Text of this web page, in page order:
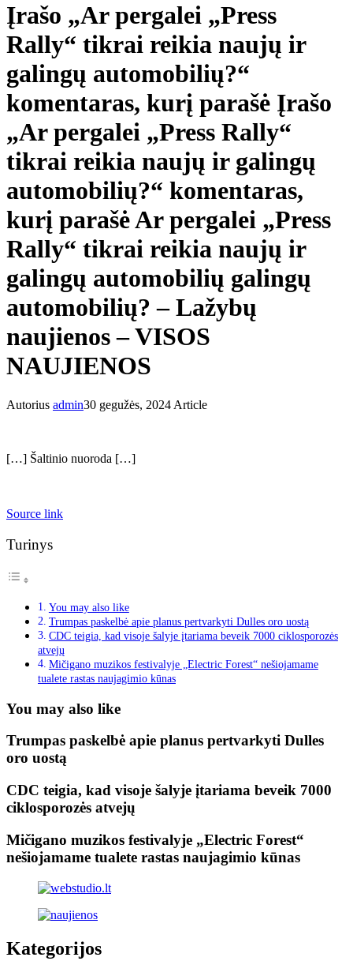
Įrašo „Ar pergalei „Press
Rally“ tikrai reikia naujų ir
galingų automobilių?“
komentaras, kurį parašė Įrašo
„Ar pergalei „Press Rally“
tikrai reikia naujų ir galingų
automobilių?“ komentaras,
kurį parašė Ar pergalei „Press
Rally“ tikrai reikia naujų ir
galingų automobilių galingų
automobilių? – Lažybų
naujienos – VISOS
NAUJIENOS
Autorius admin30 gegužės, 2024 Article
[…] Šaltinio nuoroda […]
Source link
Turinys
You may also like
Trumpas paskelbė apie planus pertvarkyti Dulles oro uostą
CDC teigia, kad visoje šalyje įtariama beveik 7000 ciklosporozės
atvejų
Mičigano muzikos festivalyje „Electric Forest“ nešiojamame
tualete rastas naujagimio kūnas
You may also like
Trumpas paskelbė apie planus pertvarkyti Dulles
oro uostą
CDC teigia, kad visoje šalyje įtariama beveik 7000
ciklosporozės atvejų
Mičigano muzikos festivalyje „Electric Forest“
nešiojamame tualete rastas naujagimio kūnas
Kategorijos